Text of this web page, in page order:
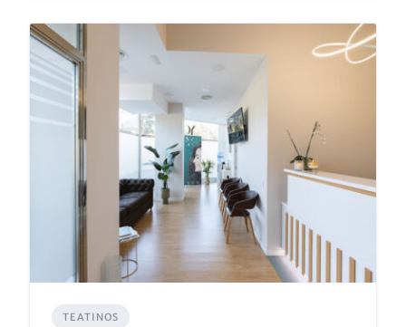
TEATINOS